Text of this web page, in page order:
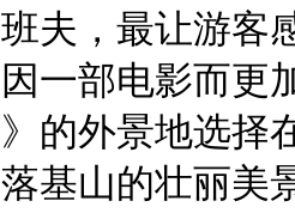
夫，最让游客
一部电影而更
的外景地选择
基山的壮丽美